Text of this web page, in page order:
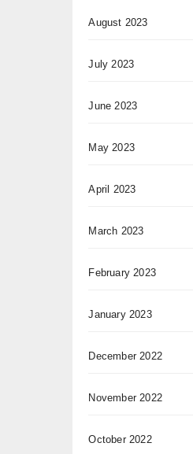
August 2023
July 2023
June 2023
May 2023
April 2023
March 2023
February 2023
January 2023
December 2022
November 2022
October 2022